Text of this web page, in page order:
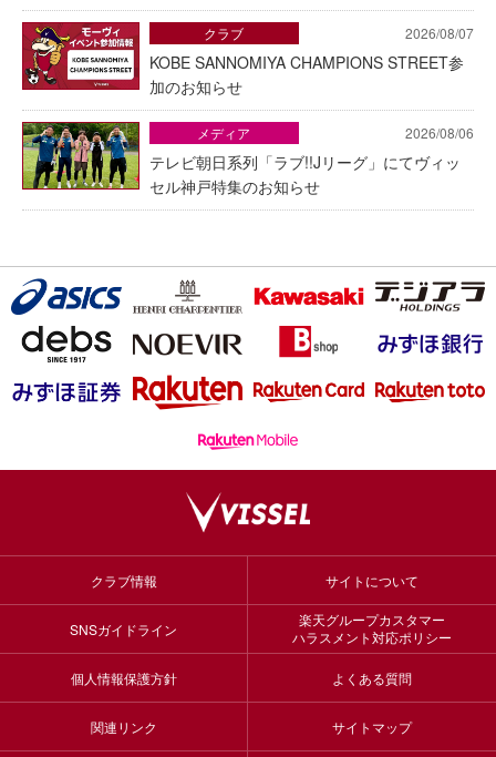
2026/08/07
KOBE SANNOMIYA CHAMPIONS STREET参
加のお知らせ
クラブ
2026/08/06
テレビ朝日系列「ラブ!!Jリーグ」にてヴィッ
セル神戸特集のお知らせ
メディア
クラブ情報 サイトについて
SNSガイドライン
楽天グループカスタマー
ハラスメント対応ポリシー
個人情報保護方針 よくある質問
関連リンク サイトマップ